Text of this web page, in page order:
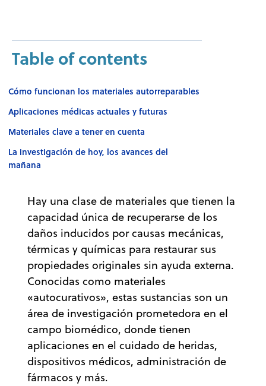
Table of contents
Cómo funcionan los materiales autorreparables
Aplicaciones médicas actuales y futuras
Materiales clave a tener en cuenta
La investigación de hoy, los avances del
mañana
Hay una clase de materiales que tienen la
capacidad única de recuperarse de los
daños inducidos por causas mecánicas,
térmicas y químicas para restaurar sus
propiedades originales sin ayuda externa.
Conocidas como materiales
«autocurativos», estas sustancias son un
área de investigación prometedora en el
campo biomédico, donde tienen
aplicaciones en el cuidado de heridas,
dispositivos médicos, administración de
fármacos y más.